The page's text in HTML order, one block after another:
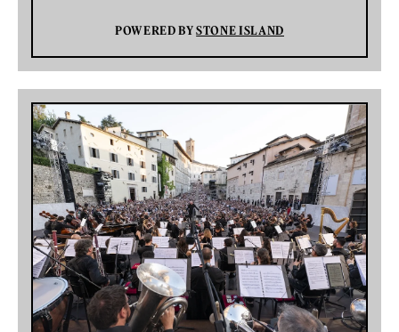
POWERED BYSTONE ISLAND